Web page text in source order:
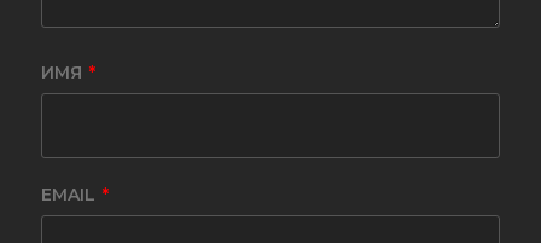
ИМЯ *
EMAIL *